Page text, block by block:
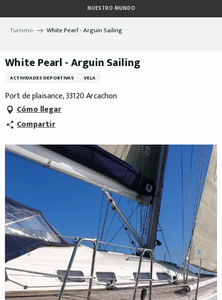
au
contenu
NUESTRO MUNDO
Turismo White Pearl - Arguin Sailing
White Pearl - Arguin Sailing
ACTIVIDADES DEPORTIVAS VELA
Port de plaisance, 33120 Arcachon
Cómo llegar
Compartir